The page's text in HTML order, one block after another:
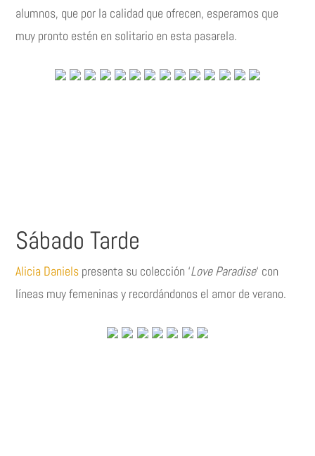
alumnos, que por la calidad que ofrecen, esperamos que
muy pronto estén en solitario en esta pasarela.
Sábado Tarde
Alicia Daniels presenta su colección ‘Love Paradise‘ con
líneas muy femeninas y recordándonos el amor de verano.